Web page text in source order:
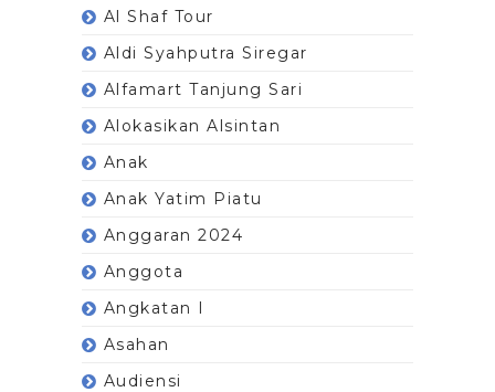
Al Shaf Tour
Aldi Syahputra Siregar
Alfamart Tanjung Sari
Alokasikan Alsintan
Anak
Anak Yatim Piatu
Anggaran 2024
Anggota
Angkatan I
Asahan
Audiensi